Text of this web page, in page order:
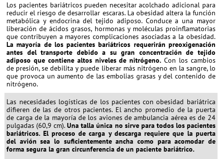
Los pacientes bariátricos pueden necesitar acolchado adicional para
reducir el riesgo de desarrollar escaras. La obesidad altera la función
metabólica y endocrina del tejido adiposo. Conduce a una mayor
liberación de ácidos grasos, hormonas y moléculas proinflamatorias
que contribuyen a mayores complicaciones asociadas a la obesidad.
La mayoría de los pacientes bariátricos requerirán preoxigenación
antes del transporte debido a su gran concentración de tejido
adiposo que contiene altos niveles de nitrógeno. Con los cambios
de presión, se debilita y puede liberar más nitrógeno en la sangre, lo
que provoca un aumento de las embolias grasas y del contenido de
nitrógeno.
Las necesidades logísticas de los pacientes con obesidad bariátrica
difieren de las de otros pacientes. El ancho promedio de la puerta
de carga de la mayoría de los aviones de ambulancia aérea es de 24
pulgadas (60,9 cm).Una talla única no sirve para todos los pacientes
bariátricos. El proceso de carga y descarga requiere que la puerta
del avión sea lo suficientemente ancha como para acomodar de
forma segura la gran circunferencia de un paciente bariátrico.